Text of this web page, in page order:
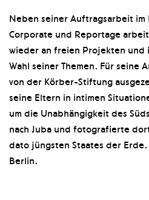
Neben seiner Auftragsarbeit
Corporate und Reportage
wieder an freien Projekten
Wahl seiner Themen. Für seine
von der Körber-Stiftung
seine Eltern in intimen
um die Unabhängigkeit des
nach Juba und fotografierte
dato jüngsten Staates der
Berlin.